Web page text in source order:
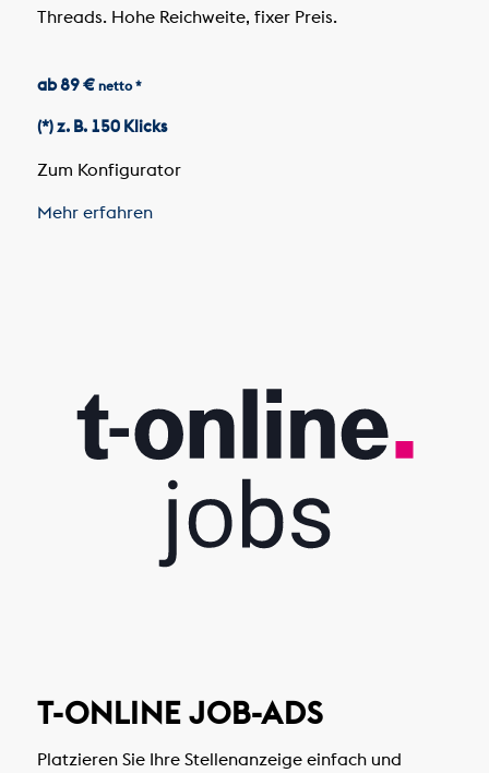
Threads. Hohe Reichweite, fixer Preis.
ab 89 € netto *
(*) z. B. 150 Klicks
Zum Konfigurator
Mehr erfahren
T-ONLINE JOB-ADS
Platzieren Sie Ihre Stellenanzeige einfach und